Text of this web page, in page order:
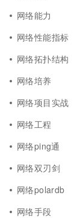
网络能力
网络性能指标
网络拓扑结构
网络培养
网络项目实战
网络工程
网络ping通
网络双刃剑
网络polardb
网络手段